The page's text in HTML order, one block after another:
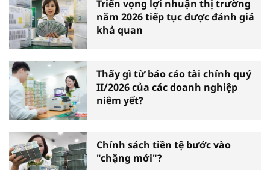
Triển vọng lợi nhuận thị trường
năm 2026 tiếp tục được đánh giá
khả quan
Thấy gì từ báo cáo tài chính quý
II/2026 của các doanh nghiệp
niêm yết?
Chính sách tiền tệ bước vào
"chặng mới"?